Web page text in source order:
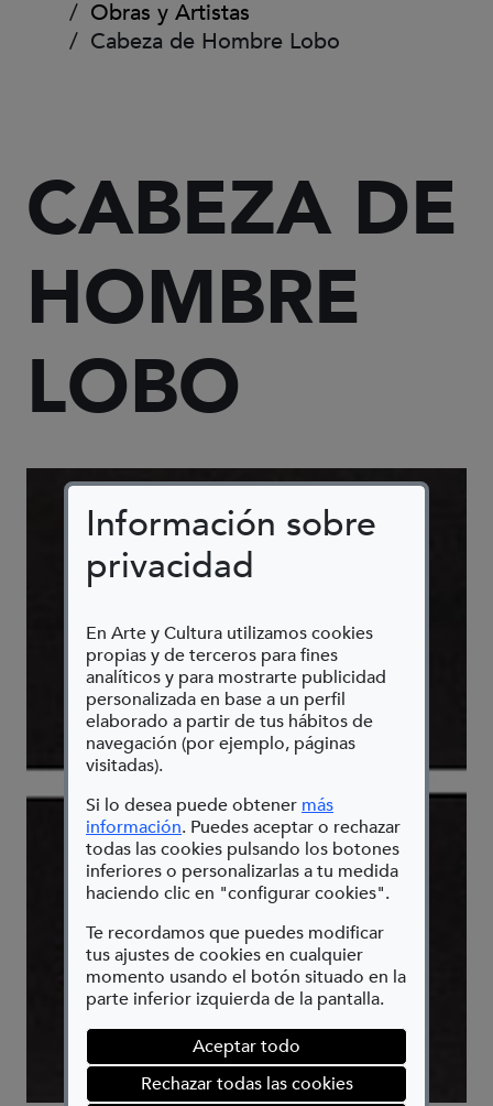
Información sobre
privacidad
En Arte y Cultura utilizamos cookies
propias y de terceros para fines
analíticos y para mostrarte publicidad
personalizada en base a un perfil
elaborado a partir de tus hábitos de
navegación (por ejemplo, páginas
visitadas).
Si lo desea puede obtener más
información(Abre en nueva ventana)
. Puedes aceptar o rechazar
todas las cookies pulsando los botones
inferiores o personalizarlas a tu medida
haciendo clic en "configurar cookies".
Te recordamos que puedes modificar
tus ajustes de cookies en cualquier
momento usando el botón situado en la
parte inferior izquierda de la pantalla.
Aceptar todo
Rechazar todas las cookies
Obras y Artistas
Cabeza de Hombre Lobo
CABEZA DE
HOMBRE
LOBO